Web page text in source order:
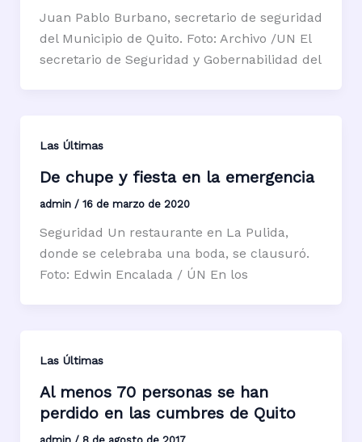
Juan Pablo Burbano, secretario de seguridad
del Municipio de Quito. Foto: Archivo /UN El
secretario de Seguridad y Gobernabilidad del
Las Últimas
De chupe y fiesta en la emergencia
admin / 16 de marzo de 2020
Seguridad Un restaurante en La Pulida,
donde se celebraba una boda, se clausuró.
Foto: Edwin Encalada / ÚN En los
Las Últimas
Al menos 70 personas se han
perdido en las cumbres de Quito